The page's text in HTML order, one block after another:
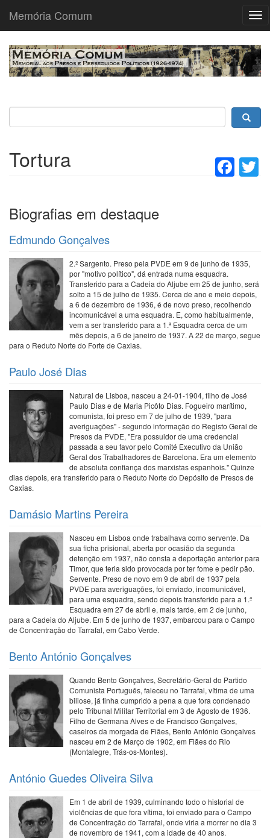
Passar
para
Memória Comum
Tortura
Biografias em destaque
Edmundo Gonçalves
2.º Sargento. Preso pela PVDE em 9 de junho de 1935,
por "motivo político", dá entrada numa esquadra.
Transferido para a Cadeia do Aljube em 25 de junho, será
solto a 15 de julho de 1935. Cerca de ano e meio depois,
a 6 de dezembro de 1936, é de novo preso, recolhendo
incomunicável a uma esquadra. E, como habitualmente,
vem a ser transferido para a 1.ª Esquadra cerca de um
mês depois, a 6 de janeiro de 1937. A 22 de março, segue
para o Reduto Norte do Forte de Caxias.
Paulo José Dias
Natural de Lisboa, nasceu a 24-01-1904, filho de José
Paulo Dias e de Maria Picôto Dias. Fogueiro marítimo,
comunista, foi preso em 7 de julho de 1939, "para
averiguações" - segundo informação do Registo Geral de
Presos da PVDE, "Era possuidor de uma credencial
passada a seu favor pelo Comité Executivo da União
Geral dos Trabalhadores de Barcelona. Era um elemento
de absoluta confiança dos marxistas espanhois." Quinze
dias depois, era transferido para o Reduto Norte do Depósito de Presos de
Caxias.
Damásio Martins Pereira
Nasceu em Lisboa onde trabalhava como servente. Da
sua ficha prisional, aberta por ocasião da segunda
detenção em 1937, não consta a deportação anterior para
Timor, que teria sido provocada por ter fome e pedir pão.
Servente. Preso de novo em 9 de abril de 1937 pela
PVDE para averiguações, foi enviado, incomunicável,
para uma esquadra, sendo depois transferido para a 1.ª
Esquadra em 27 de abril e, mais tarde, em 2 de junho,
para a Cadeia do Aljube. Em 5 de junho de 1937, embarcou para o Campo
de Concentração do Tarrafal, em Cabo Verde.
Bento António Gonçalves
Quando Bento Gonçalves, Secretário-Geral do Partido
Comunista Português, faleceu no Tarrafal, vítima de uma
biliose, já tinha cumprido a pena a que fora condenado
pelo Tribunal Militar Territorial em 3 de Agosto de 1936.
Filho de Germana Alves e de Francisco Gonçalves,
caseiros da morgada de Fiães, Bento António Gonçalves
nasceu em 2 de Março de 1902, em Fiães do Rio
(Montalegre, Trás-os-Montes).
António Guedes Oliveira Silva
Em 1 de abril de 1939, culminando todo o historial de
violências de que fora vítima, foi enviado para o Campo
de Concentração do Tarrafal, onde viria a morrer no dia 3
de novembro de 1941, com a idade de 40 anos.